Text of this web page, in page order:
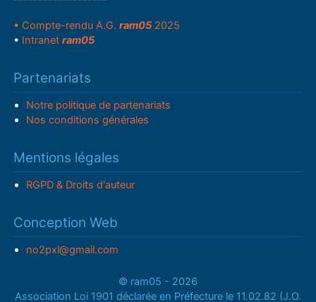
• Compte-rendu A.G.ram05 2025
• Intranetram05
Partenariats
Notre politique de partenariats
Nos conditions générales
Mentions légales
RGPD & Droits d'auteur
Conception Web
no2pxl@gmail.com
© ram05 - 2026
Association Loi 1901 déclarée en Préfecture le 11.02.82 (J.O.